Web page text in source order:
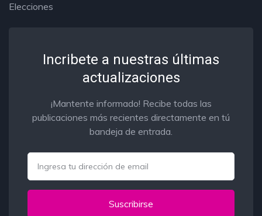
Elecciones
Incribete a nuestras últimas
actualizaciones
¡Mantente informado! Recibe todas las
publicaciones más recientes directamente en tú
bandeja de entrada.
Suscribirse